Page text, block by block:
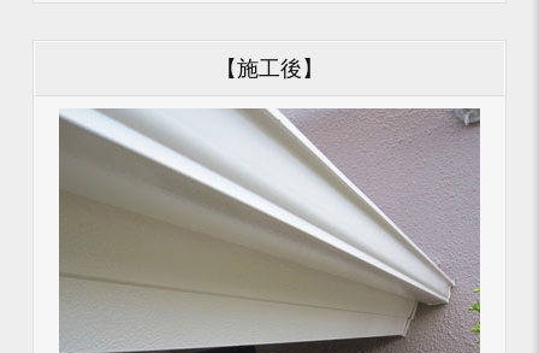
【施工後】